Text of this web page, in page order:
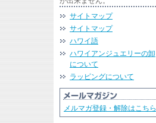
サイトマップ
サイトマップ
ハワイ語
ハワイアンジュエリーの卸
について
ラッピングについて
メルマガ登録・解除はこちら